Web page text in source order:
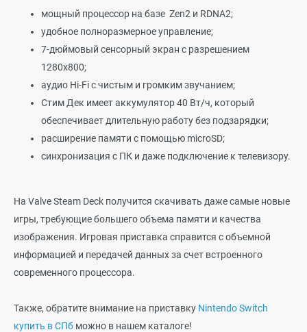
мощный процессор на базе Zen2 и RDNA2;
удобное полноразмерное управление;
7-дюймовый сенсорный экран с разрешением
1280х800;
аудио Hi-Fi с чистым и громким звучанием;
Стим Дек имеет аккумулятор 40 Вт/ч, который
обеспечивает длительную работу без подзарядки;
расширение памяти с помощью microSD;
синхронизация с ПК и даже подключение к телевизору.
На Valve Steam Deck получится скачивать даже самые новые
игры, требующие большего объема памяти и качества
изображения. Игровая приставка справится с объемной
информацией и передачей данных за счет встроенного
современного процессора.
Также, обратите внимание на приставку Nintendo Switch
купить в СПб можно в нашем каталоге!